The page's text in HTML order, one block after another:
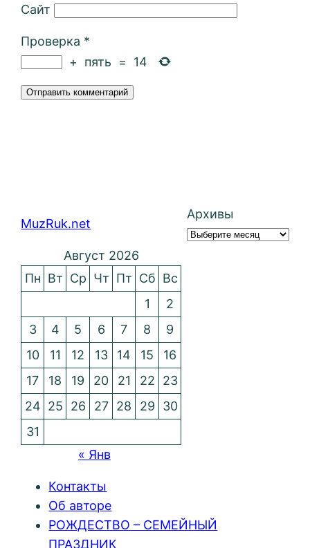
Сайт
Проверка *
+ пять = 14
MuzRuk.net
Архивы
Август 2026
Пн Вт Ср Чт Пт Сб Вс
1
2
3
4 5 6 7 8
9
10
11 12 13 14 15
16
17
18 19 20 21 22
23
24 25 26 27 28 29
30
31
« Янв
Контакты
Об авторе
РОЖДЕСТВО – СЕМЕЙНЫЙ
ПРАЗДНИК